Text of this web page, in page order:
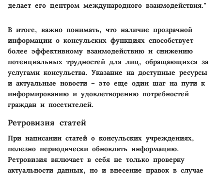
делает его центром международного взаимодействия."
В итоге, важно понимать, что наличие прозрачной
информации о консульских функциях способствует
более эффективному взаимодействию и снижению
потенциальных трудностей для лиц, обращающихся за
услугами консульства. Указание на доступные ресурсы
и актуальные новости – это еще один шаг на пути к
информированию и удовлетворению потребностей
граждан и посетителей.
Ретровизия статей
При написании статей о консульских учреждениях,
полезно периодически обновлять информацию.
Ретровизия включает в себя не только проверку
актуальности данных, но и внесение правок в случае